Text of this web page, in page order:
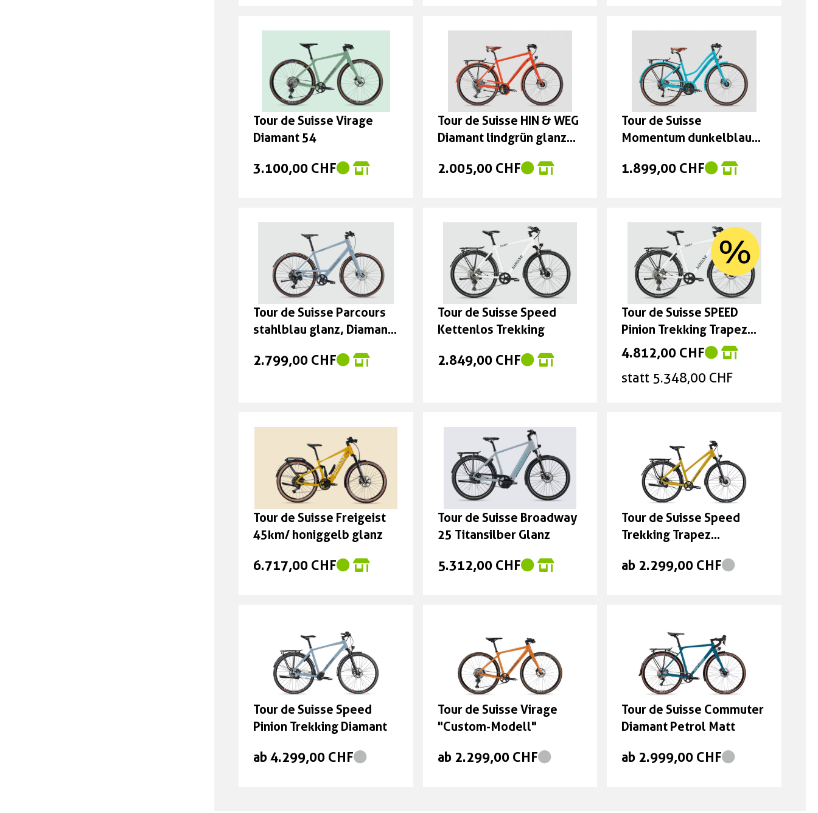
Tour de Suisse Virage
Diamant 54
3.100,00 CHF
Tour de Suisse HIN & WEG
Diamant lindgrün glanz
2.005,00 CHF
Tour de Suisse
Momentum dunkelblau
1.899,00 CHF
Tour de Suisse Parcours
stahlblau glanz, Diamant
2.799,00 CHF
Tour de Suisse Speed
Kettenlos Trekking
2.849,00 CHF
Tour de Suisse SPEED
Pinion Trekking Trapez
48cm
4.812,00 CHF
statt 5.348,00 CHF
Tour de Suisse Freigeist
45km/ honiggelb glanz
6.717,00 CHF
Tour de Suisse Broadway
25 Titansilber Glanz
5.312,00 CHF
Tour de Suisse Speed
Trekking Trapez
ab 2.299,00 CHF
Tour de Suisse Speed
Pinion Trekking Diamant
ab 4.299,00 CHF
Tour de Suisse Virage
"Custom-Modell"
ab 2.299,00 CHF
Tour de Suisse Commuter
Diamant Petrol Matt
ab 2.999,00 CHF